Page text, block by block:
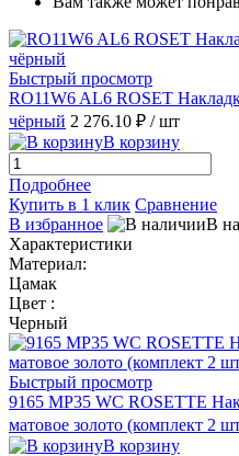
Быстрый просмотр
RO11W6 AL6 ROSET
чёрный 2 276.10 ₽ / шт
В корзину
Подробнее
Купить в 1 клик Сравнение
В избранное
В
Характеристики
Материал:
Цамак
Цвет :
Черный
Быстрый просмотр
9165 MP35 WC ROSETTE
матовое золото (комплект 2
В корзину